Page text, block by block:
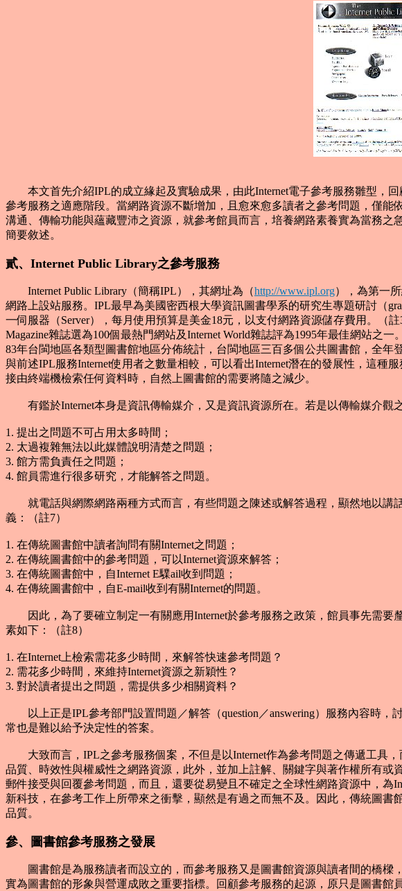
本文首先介紹IPL的成立緣起及實驗成果，由此Internet電子參考服務雛型，回
參考服務之適應階段。當網路資源不斷增加，且愈來愈多讀者之參考問題，僅能
溝通、傳輸功能與蘊藏豐沛之資源，就參考館員而言，培養網路素養實為當務
簡要敘述。
貳、Internet Public Library之參考服務
Internet Public Library（簡稱IPL），其網址為（http://www.ipl.org），為第一
網路上設站服務。IPL最早為美國密西根大學資訊圖書學系的研究生專題研討（
一伺服器（Server），每月使用預算是美金18元，以支付網路資源儲存費用。（
Magazine雜誌選為100個最熱門網站及Internet World雜誌評為1995年最佳網站
83年台閩地區各類型圖書館地區分佈統計，台閩地區三百多個公共圖書館，全
與前述IPL服務Internet使用者之數量相較，可以看出Internet潛在的發展性，這
接由終端機檢索任何資料時，自然上圖書館的需要將隨之減少。
有鑑於Internet本身是資訊傳輸媒介，又是資訊資源所在。若是以傳輸媒介觀
1. 提出之問題不可占用太多時間；
2. 太過複雜無法以此媒體說明清楚之問題；
3. 館方需負責任之問題；
4. 館員需進行很多研究，才能解答之問題。
就電話與網際網路兩種方式而言，有些問題之陳述或解答過程，顯然地以講
義：（註7）
1. 在傳統圖書館中讀者詢問有關Internet之問題；
2. 在傳統圖書館中的參考問題，可以Internet資源來解答；
3. 在傳統圖書館中，自Internet E驜ail收到問題；
4. 在傳統圖書館中，自E-mail收到有關Internet的問題。
因此，為了要確立制定一有關應用Internet於參考服務之政策，館員事先需要
素如下：（註8）
1. 在Internet上檢索需花多少時間，來解答快速參考問題？
2. 需花多少時間，來維持Internet資源之新穎性？
3. 對於讀者提出之問題，需提供多少相關資料？
以上正是IPL參考部門設置問題／解答（question／answering）服務內容時，
常也是難以給予決定性的答案。
大致而言，IPL之參考服務個案，不但是以Internet作為參考問題之傳遞工具
品質、時效性與權威性之網路資源，此外，並加上註解、關鍵字與著作權所有
郵件接受與回覆參考問題，而且，還要從易變且不確定之全球性網路資源中，
新科技，在參考工作上所帶來之衝擊，顯然是有過之而無不及。因此，傳統圖
品質。
參、圖書館參考服務之發展
圖書館是為服務讀者而設立的，而參考服務又是圖書館資源與讀者間的橋樑
實為圖書館的形象與營運成敗之重要指標。回顧參考服務的起源，原只是圖書